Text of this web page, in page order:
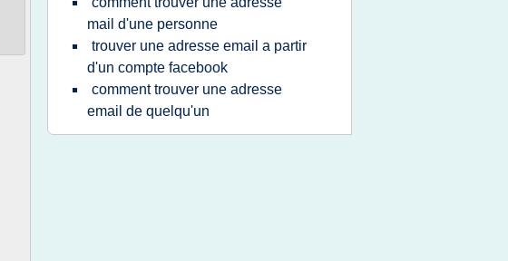
mail d'une personne
trouver une adresse email a partir
d'un compte facebook
comment trouver une adresse
email de quelqu'un